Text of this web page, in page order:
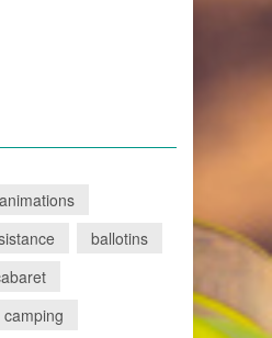
animations
ballotins
camping